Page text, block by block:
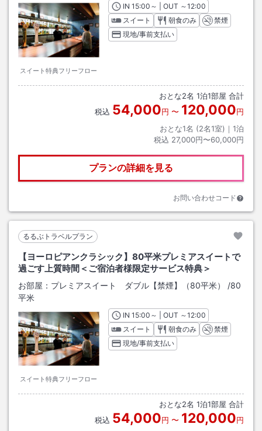
スイート特典フリーフロー
INチェックイン
15:00 ～ | OUT チェックアウト
～12:00
スイート
朝食のみ
禁煙
現地/事前支払い
おとな2名 1泊1部屋 合計
税込 54,000円 〜 120,000円
おとな1名 (2名1室)｜ 1泊
税込 27,000円〜60,000円
プランの詳細を見る
お問い合わせコード
るるぶトラベルプラン
【ヨーロピアンクラシック】80平米プレミアスイートで
過ごす上質時間＜ご宿泊者様限定サービス特典＞
お部屋： プレミアスイート ダブル【禁煙】（80平米） /80
平米
スイート特典フリーフロー
INチェックイン
15:00 ～ | OUT チェックアウト
～12:00
スイート
朝食のみ
禁煙
現地/事前支払い
おとな2名 1泊1部屋 合計
税込 54,000円 〜 120,000円